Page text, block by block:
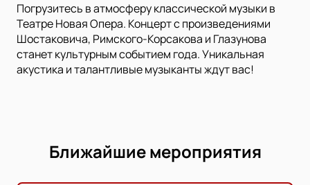
Погрузитесь в атмосферу классической музыки в
Театре Новая Опера. Концерт с произведениями
Шостаковича, Римского-Корсакова и Глазунова
станет культурным событием года. Уникальная
акустика и талантливые музыканты ждут вас!
Ближайшие мероприятия